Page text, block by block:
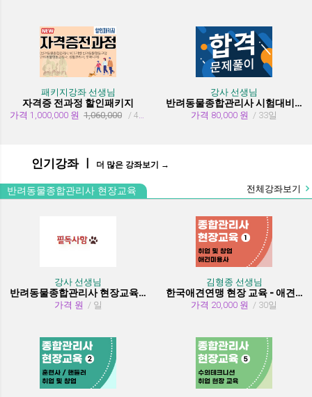
패키지강좌 선생님
자격증 전과정 할인패키지
가격 1,000,000 원 1,060,000 / 455일
강사 선생님
반려동물종합관리사 시험대비 유형문제 풀이
가격 80,000 원 / 33일
인기강좌 ㅣ 더 많은 강좌보기 →
반려동물종합관리사 현장교육 전체강좌보기
강사 선생님
반려동물종합관리사 현장교육 수강시 필독사항
가격 원 / 일
김형종 선생님
한국애견연맹 현장 교육 - 애견미용사 취업 및 창업
가격 20,000 원 / 30일